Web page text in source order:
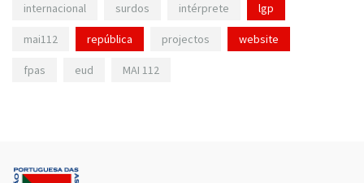
internacional surdos intérprete lgp
mai112 república projectos website
fpas eud MAI 112